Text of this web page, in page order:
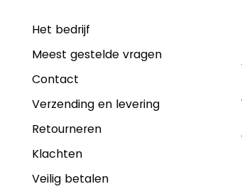
Het bedrijf
Meest gestelde vragen
Contact
Verzending en levering
Retourneren
Klachten
Veilig betalen